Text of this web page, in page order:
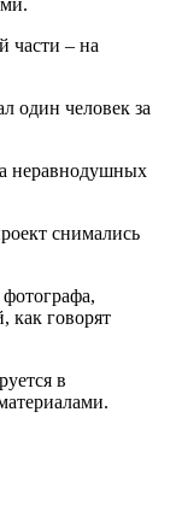
части – на
один человек за
неравнодушных
снимались
как говорят
в